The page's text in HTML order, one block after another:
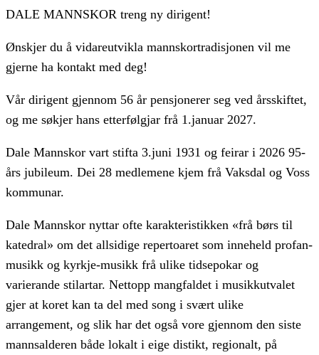
DALE MANNSKOR treng ny dirigent!
Ønskjer du å vidareutvikla mannskortradisjonen vil me
gjerne ha kontakt med deg!
Vår dirigent gjennom 56 år pensjonerer seg ved årsskiftet,
og me søkjer hans etterfølgjar frå 1.januar 2027.
Dale Mannskor vart stifta 3.juni 1931 og feirar i 2026 95-
års jubileum. Dei 28 medlemene kjem frå Vaksdal og Voss
kommunar.
Dale Mannskor nyttar ofte karakteristikken «frå børs til
katedral» om det allsidige repertoaret som inneheld profan-
musikk og kyrkje-musikk frå ulike tidsepokar og
varierande stilartar. Nettopp mangfaldet i musikkutvalet
gjer at koret kan ta del med song i svært ulike
arrangement, og slik har det også vore gjennom den siste
mannsalderen både lokalt i eige distikt, regionalt, på